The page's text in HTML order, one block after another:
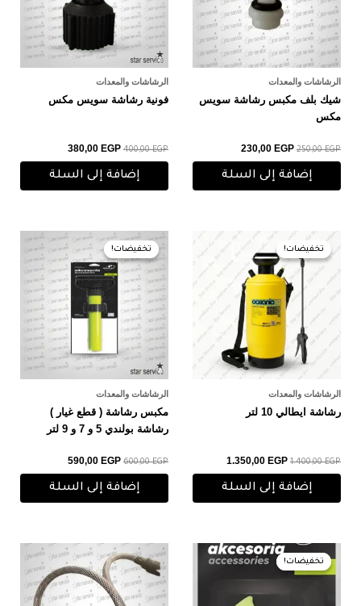
الرشاشات والمعدات
شيك بلف مكبس رشاشة سويس
مكس
250,00EGP
230,00 EGP
إضافة إلى السلة
الرشاشات والمعدات
فونية رشاشة سويس مكس
400,00EGP
380,00 EGP
إضافة إلى السلة
تخفيضات!
تخفيضات!
الرشاشات والمعدات
رشاشة ايطالي 10 لتر
1.400,00EGP
السعر
الأصلي
هو:
1.400,00 EGP.
1.350,00 EGP
السعر
الحالي
هو:
1.350,00 EGP.
إضافة إلى السلة
تخفيضات!
تخفيضات!
الرشاشات والمعدات
مكبس رشاشة ( قطع غيار )
رشاشة بولندي 5 و 7 و 9 لتر
600,00EGP
السعر
الأصلي
هو:
600,00 EGP.
590,00 EGP
السعر
الحالي
هو:
590,00 EGP.
إضافة إلى السلة
تخفيضات!
تخفيضات!
السعر
الأصلي
هو:
190,00 EGP.
السعر
الحالي
185,00 EGP.